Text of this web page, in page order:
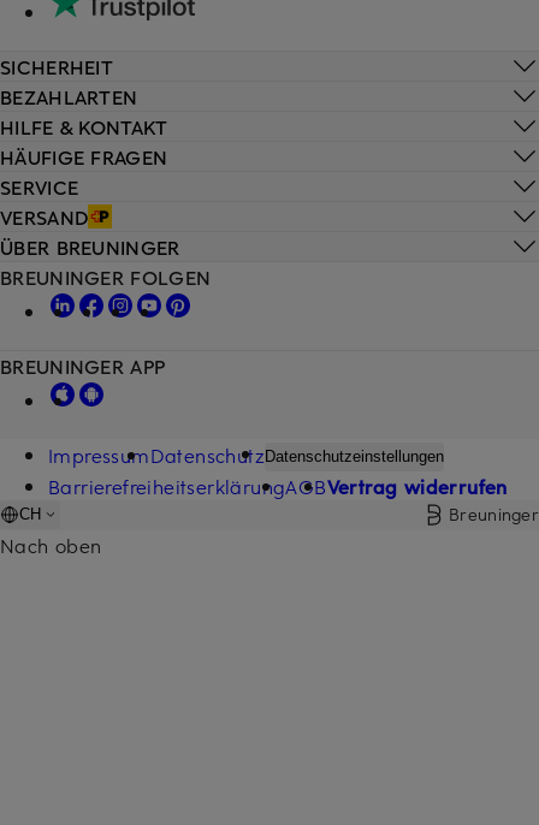
HILFE & KONTAKT
HÄUFIGE FRAGEN
SERVICE
VERSAND
SICHERHEIT
BEZAHLARTEN
ÜBER BREUNINGER
BREUNINGER FOLGEN
BREUNINGER APP
ImpressumDatenschutz Datenschutzeinstellungen
BarrierefreiheitserklärungAGBVertrag widerrufen
CH Breuninger
Nach oben